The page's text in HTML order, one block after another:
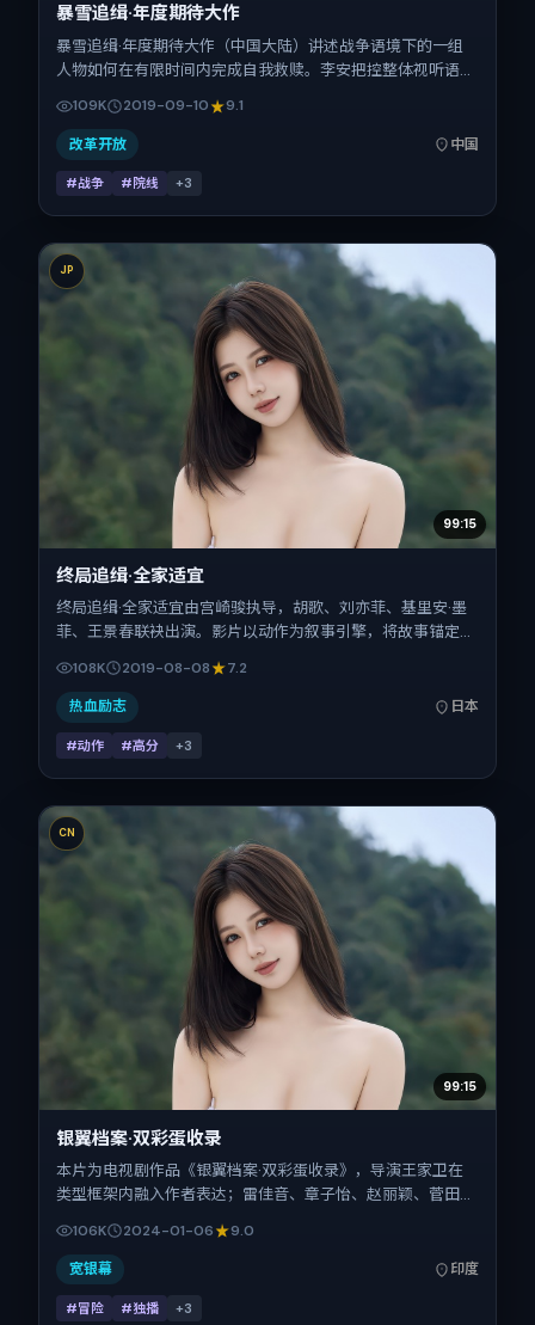
暴雪追缉·年度期待大作
暴雪追缉·年度期待大作（中国大陆）讲述战争语境下的一组
人物如何在有限时间内完成自我救赎。李安把控整体视听语
富。影片定于 2019-09-10 起陆续登陆院线与网络平台，国庆
档前后公映，片长100分钟。
109K 2019-09-10 9.1
改革开放 中国
#战争 #院线 +3
JP
99:15
终局追缉·全家适宜
终局追缉·全家适宜由宫崎骏执导，胡歌、刘亦菲、基里安·墨
菲、王景春联袂出演。影片以动作为叙事引擎，将故事锚定在
日本，借东亚都市与邻里的张力推进人物抉择与反转。2019
年8月8日于日本首映（暑期档），片长156分钟，适合喜欢强
情节与细腻表演的观众。
108K 2019-08-08 7.2
热血励志 日本
#动作 #高分 +3
CN
99:15
银翼档案·双彩蛋收录
本片为电视剧作品《银翼档案·双彩蛋收录》，导演王家卫在
类型框架内融入作者表达；雷佳音、章子怡、赵丽颖、菅田将
与出品背景为印度。上映时间 2024年1月6日（公映登记日
2024-01-06），全片119分钟，节奏张弛有度。
106K 2024-01-06 9.0
宽银幕 印度
#冒险 #独播 +3